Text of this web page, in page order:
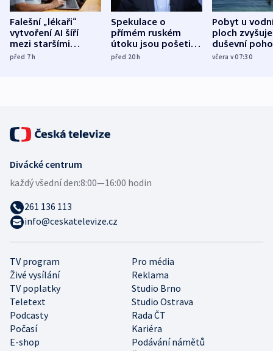
Falešní „lékaři“
vytvoření AI šíří
mezi staršími
Poláky nebezpečné
před 7h
Spekulace o
přímém ruském
útoku jsou pošetilé,
míní estonský
před 20h
Pobyt u
ploch zvyšuje
duševní
ukázala
včera v 07:30
TV program
Pro média
Živé vysílání
Reklama
TV poplatky
Studio Brno
Teletext
Studio Ostrava
Podcasty
Rada ČT
Počasí
Kariéra
E-shop
Podávání námětů
Divácké centrum
každý všední den:8:00—16:00 hodin
261 136 113
info@ceskatelevize.cz